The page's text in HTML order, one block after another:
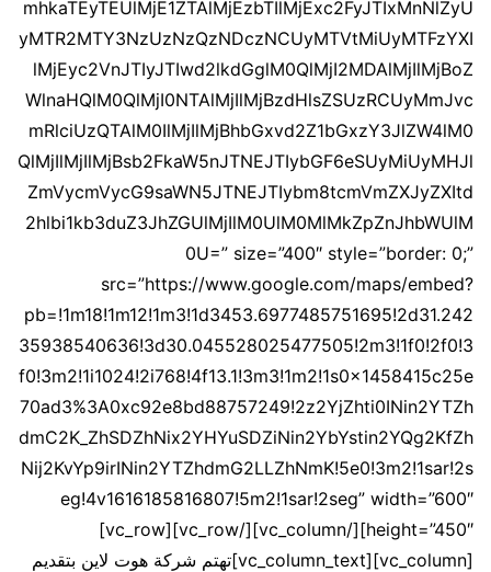
mhkaTEyTEUlMjE1ZTAlMjEzbTIlMjExc2FyJTIxMnNlZyU
yMTR2MTY3NzUzNzQzNDczNCUyMTVtMiUyMTFzYXI
lMjEyc2VnJTIyJTIwd2lkdGglM0QlMjI2MDAlMjIlMjBoZ
WlnaHQlM0QlMjI0NTAlMjIlMjBzdHlsZSUzRCUyMmJvc
mRlciUzQTAlM0IlMjIlMjBhbGxvd2Z1bGxzY3JlZW4lM0
QlMjIlMjIlMjBsb2FkaW5nJTNEJTIybGF6eSUyMiUyMHJl
ZmVycmVycG9saWN5JTNEJTIybm8tcmVmZXJyZXItd
2hlbi1kb3duZ3JhZGUlMjIlM0UlM0MlMkZpZnJhbWUlM
0U=” size=”400″ style=”border: 0;”
src=”https://www.google.com/maps/embed?
pb=!1m18!1m12!1m3!1d3453.6977485751695!2d31.242
35938540636!3d30.045528025477505!2m3!1f0!2f0!3
f0!3m2!1i1024!2i768!4f13.1!3m3!1m2!1s0x1458415c25e
70ad3%3A0xc92e8bd88757249!2z2YjZhti0INin2YTZh
dmC2K_ZhSDZhNix2YHYuSDZiNin2YbYstin2YQg2KfZh
Nij2KvYp9irINin2YTZhdmG2LLZhNmK!5e0!3m2!1sar!2s
eg!4v1616185816807!5m2!1sar!2seg” width=”600″
height=”450″][/vc_column][/vc_row][vc_row]
[vc_column][vc_column_text]تهتم شركة هوت لاين بتقديم